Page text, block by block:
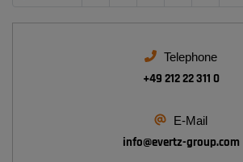
Telephone
+49 212 22 311 0
E-Mail
info@evertz-group.com